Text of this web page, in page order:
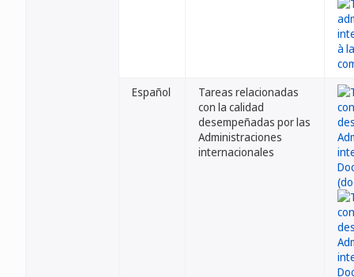
Español
Tareas relacionadas
con la calidad
desempeñadas por las
Administraciones
internacionales